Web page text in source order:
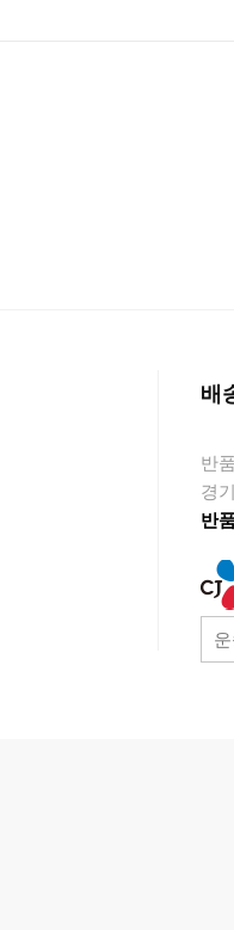
배
반
경
반